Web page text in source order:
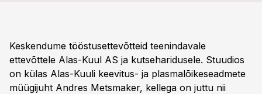
Keskendume tööstusettevõtteid teenindavale
ettevõttele Alas-Kuul AS ja kutseharidusele. Stuudios
on külas Alas-Kuuli keevitus- ja plasmalõikeseadmete
müügijuht Andres Metsmaker, kellega on juttu nii